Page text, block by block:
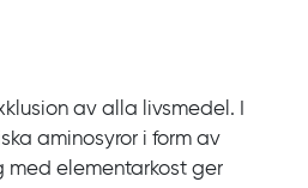
av alla livsmedel. I
aminosyror i form av
med elementarkost ger